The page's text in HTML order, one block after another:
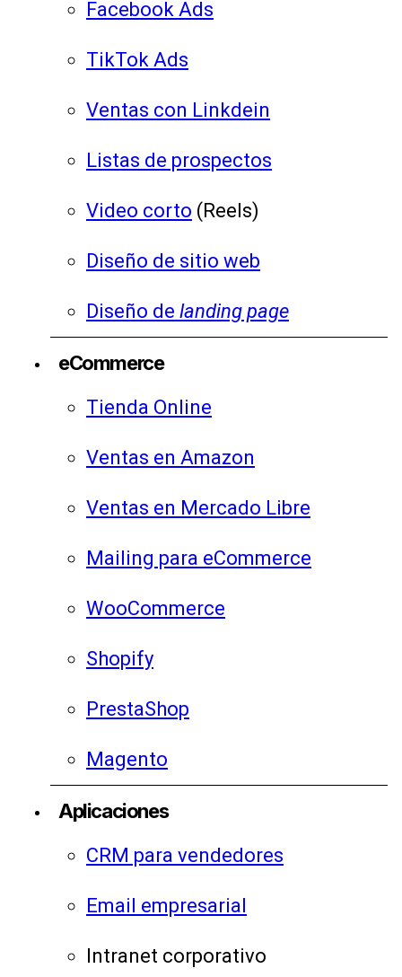
Facebook Ads
TikTok Ads
Ventas con Linkdein
Listas de prospectos
Video corto (Reels)
Diseño de sitio web
Diseño de landing page
eCommerce
Tienda Online
Ventas en Amazon
Ventas en Mercado Libre
Mailing para eCommerce
WooCommerce
Shopify
PrestaShop
Magento
Aplicaciones
CRM para vendedores
Email empresarial
Intranet corporativo